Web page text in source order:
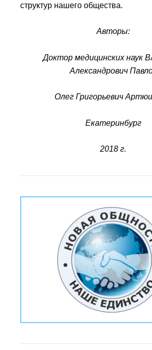
структур нашего общества.
Авторы:
Доктор медицинских наук
Александрович
Олег Григорьевич
Екатеринбург
2018 г.